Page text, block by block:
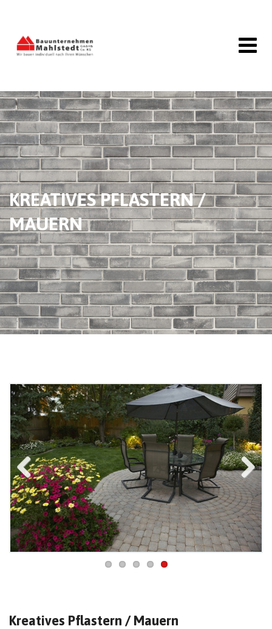
content
KREATIVES PFLASTERN /
MAUERN
Previous Next
Kreatives Pflastern / Mauern